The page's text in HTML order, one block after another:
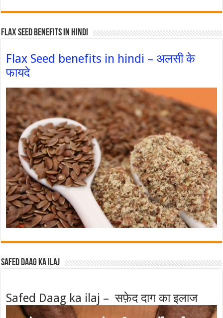
Flax Seed Benefits in hindi
Flax Seed benefits in hindi – अलसी के
फायदे
Safed Daag ka ilaj
Safed Daag ka ilaj – सफ़ेद दाग का इलाज